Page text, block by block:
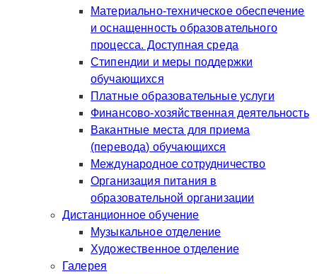
Материально-техническое обеспечение
и оснащенность образовательного
процесса. Доступная среда
Стипендии и меры поддержки
обучающихся
Платные образовательные услуги
Финансово-хозяйственная деятельность
Вакантные места для приема
(перевода) обучающихся
Международное сотрудничество
Организация питания в
образовательной организации
Дистанционное обучение
Музыкальное отделение
Художественное отделение
Галерея